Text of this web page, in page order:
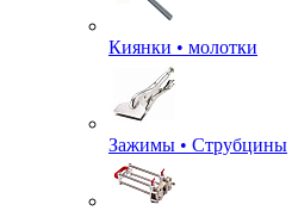
Киянки • молотки
Зажимы • Струбцины